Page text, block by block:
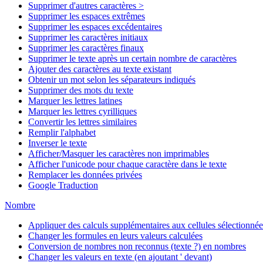
Supprimer d'autres caractères >
Supprimer les espaces extrêmes
Supprimer les espaces excédentaires
Supprimer les caractères initiaux
Supprimer les caractères finaux
Supprimer le texte après un certain nombre de caractères
Ajouter des caractères au texte existant
Obtenir un mot selon les séparateurs indiqués
Supprimer des mots du texte
Marquer les lettres latines
Marquer les lettres cyrilliques
Convertir les lettres similaires
Remplir l'alphabet
Inverser le texte
Afficher/Masquer les caractères non imprimables
Afficher l'unicode pour chaque caractère dans le texte
Remplacer les données privées
Google Traduction
Nombre
Appliquer des calculs supplémentaires aux cellules
Changer les formules en leurs valeurs calculées
Conversion de nombres non reconnus (texte ?) en nombres
Changer les valeurs en texte (en ajoutant ' devant)